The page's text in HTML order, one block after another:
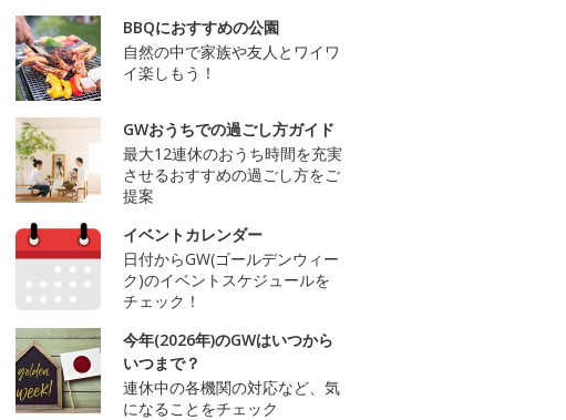
BBQにおすすめの公園
自然の中で家族や友人とワイワ
イ楽しもう！
GWおうちでの過ごし方ガイド
最大12連休のおうち時間を充実
させるおすすめの過ごし方をご
提案
イベントカレンダー
日付からGW(ゴールデンウィー
ク)のイベントスケジュールを
チェック！
今年(2026年)のGWはいつから
いつまで？
連休中の各機関の対応など、気
になることをチェック